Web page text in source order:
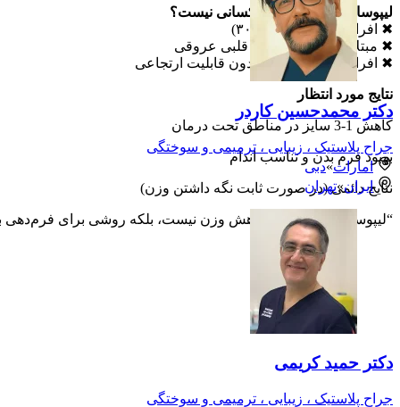
لیپوساکشن مناسب چه کسانی نیست؟
✖ افراد چاق (BMI بالای ۳۰)
✖ مبتلایان به بیماری‌های قلبی عروقی
✖ افراد با پوست شل و بدون قابلیت ارتجاعی
نتایج مورد انتظار
کاهش 1-3 سایز در مناطق تحت درمان
بهبود فرم بدن و تناسب اندام
نتایج دائمی (در صورت ثابت نگه داشتن وزن)
“لیپوساکشن جایگزین کاهش وزن نیست، بلکه روشی برای
دکتر محمدحسین کاردر
جراح پلاستیک ، زیبایی ، ترمیمی و سوختگی
امارات»دبی
ایران»تهران
دکتر حمید کریمی
جراح پلاستیک ، زیبایی ، ترمیمی و سوختگی